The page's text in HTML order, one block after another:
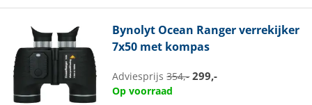
Bynolyt Ocean Ranger verrekijker
7x50 met kompas
Adviesprijs354,- 299,-
Op voorraad